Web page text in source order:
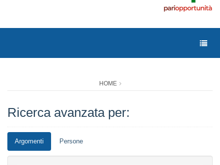
HOME
Ricerca avanzata per:
Argomenti Persone